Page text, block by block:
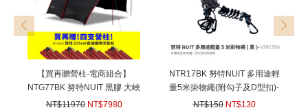
【買再贈營柱-電商組合】
NTG77BK 努特NUIT 黑膠 大峽
谷哈比帳 黑色 天幕帳 哈比天
NT$11970 NT$7980
NTR17BK 努特NUIT 多用途輕
量5米掛物繩(附勾子及D型扣)-
黑 多用途置物繩 曬衣繩 防滑
NT$150 NT$130
prev next